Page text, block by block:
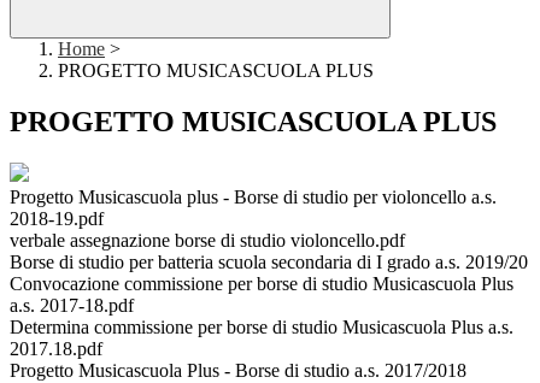
Home >
PROGETTO MUSICASCUOLA PLUS
PROGETTO MUSICASCUOLA PLUS
Progetto Musicascuola plus - Borse di studio per violoncello a.s.
2018-19.pdf
verbale assegnazione borse di studio violoncello.pdf
Borse di studio per batteria scuola secondaria di I grado a.s. 2019/20
Convocazione commissione per borse di studio Musicascuola Plus
a.s. 2017-18.pdf
Determina commissione per borse di studio Musicascuola Plus a.s.
2017.18.pdf
Progetto Musicascuola Plus - Borse di studio a.s. 2017/2018